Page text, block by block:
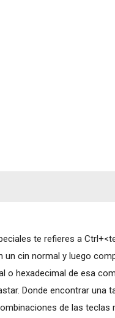
te refieres a
un cin normal y luego
o hexadecimal de esa
Donde encontrar una
de las teclas